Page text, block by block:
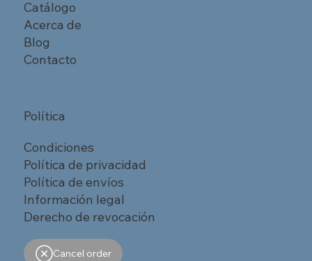
Catálogo
Acerca de
Blog
Contacto
Política
Condiciones
Política de privacidad
Política de envíos
Información legal
Derecho de revocación
Cancel order